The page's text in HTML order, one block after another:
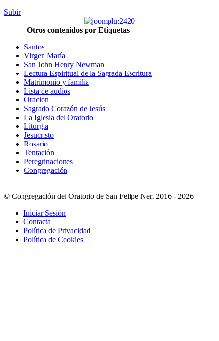
Subir
Otros contenidos por Etiquetas
Santos
Virgen María
San John Henry Newman
Lectura Espiritual de la Sagrada Escritura
Matrimonio y familia
Lista de audios
Oración
Sagrado Corazón de Jesús
La Iglesia del Oratorio
Liturgia
Jesucristo
Rosario
Tentación
Peregrinaciones
Congregación
© Congregación del Oratorio de San Felipe Neri 2016 - 2026
Iniciar Sesión
Contacta
Política de Privacidad
Política de Cookies